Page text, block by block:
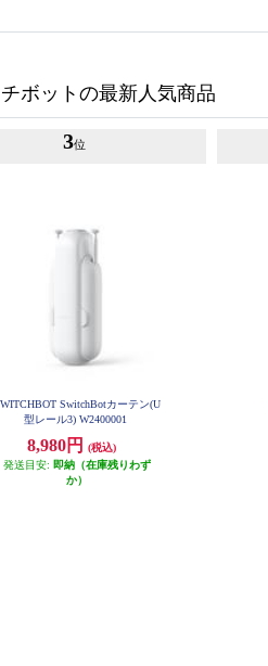
ボットの最新人気商品
3位
SwitchBotカーテン(U
型レール3) W2400001
8,980円
(税込)
発送目安: 即納（在庫残りわず
か）